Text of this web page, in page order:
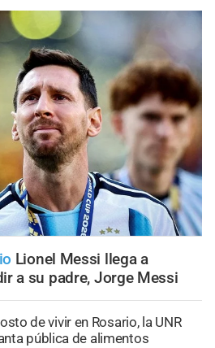
Lionel Messi llega a
a su padre, Jorge Messi
de vivir en Rosario, la UNR
pública de alimentos